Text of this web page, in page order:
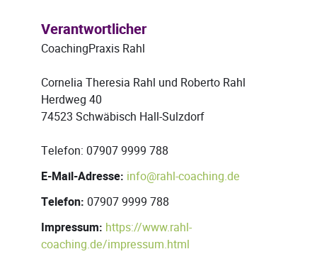
Verantwortlicher
CoachingPraxis Rahl
Cornelia Theresia Rahl und Roberto Rahl
Herdweg 40
74523 Schwäbisch Hall-Sulzdorf
Telefon: 07907 9999 788
E-Mail-Adresse: info@rahl-coaching.de
Telefon: 07907 9999 788
Impressum: https://www.rahl-
coaching.de/impressum.html